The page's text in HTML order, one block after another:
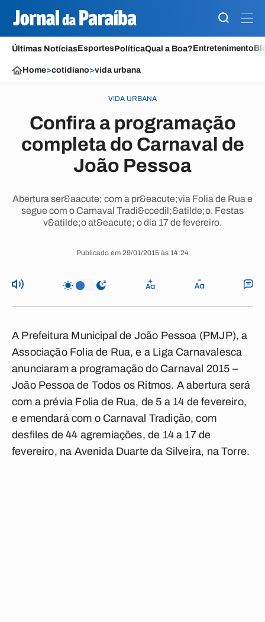
Últimas NotíciasEsportesPolíticaQual a Boa?Entretenimento
Home>cotidiano>vida urbana
VIDA URBANA
Confira a programação
completa do Carnaval de
João Pessoa
Abertura ser&aacute; com a pr&eacute;via Folia de Rua e
segue com o Carnaval Tradi&ccedil;&atilde;o. Festas
v&atilde;o at&eacute; o dia 17 de fevereiro.
Publicado em 29/01/2015 às 14:24
A Prefeitura Municipal de João Pessoa (PMJP), a
Associação Folia de Rua, e a Liga Carnavalesca
anunciaram a programação do Carnaval 2015 –
João Pessoa de Todos os Ritmos. A abertura será
com a prévia Folia de Rua, de 5 a 14 de fevereiro,
e emendará com o Carnaval Tradição, com
desfiles de 44 agremiações, de 14 a 17 de
fevereiro, na Avenida Duarte da Silveira, na Torre.